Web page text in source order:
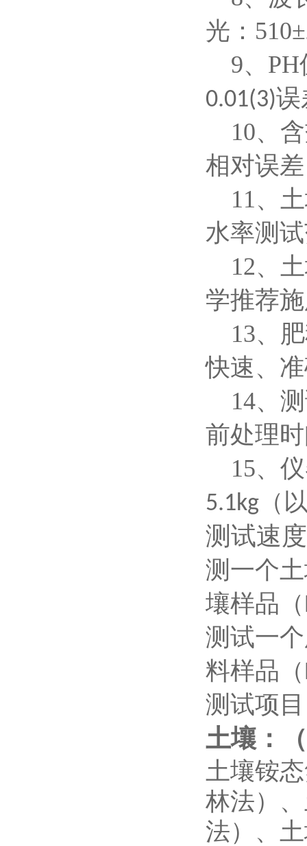
光：
9、
0.01(3)误
10、
相对误
11、
水率测
12、
学推荐
13、
快速、
14、
前处理
15、
5.1kg （
测试速
测一个
壤样品（
测试一
料样品（
测试项
土壤：
土壤铵
林法）
法）、